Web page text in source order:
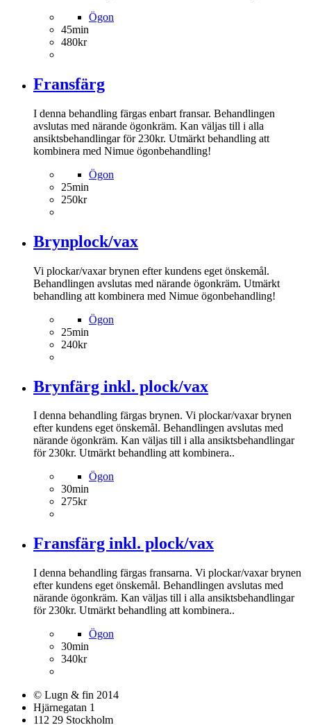
Ögon
45min
480kr
Fransfärg
I denna behandling färgas enbart fransar. Behandlingen
avslutas med närande ögonkräm. Kan väljas till i alla
ansiktsbehandlingar för 230kr. Utmärkt behandling att
kombinera med Nimue ögonbehandling!
Ögon
25min
250kr
Brynplock/vax
Vi plockar/vaxar brynen efter kundens eget önskemål.
Behandlingen avslutas med närande ögonkräm. Utmärkt
behandling att kombinera med Nimue ögonbehandling!
Ögon
25min
240kr
Brynfärg inkl. plock/vax
I denna behandling färgas brynen. Vi plockar/vaxar brynen
efter kundens eget önskemål. Behandlingen avslutas med
närande ögonkräm. Kan väljas till i alla ansiktsbehandlingar
för 230kr. Utmärkt behandling att kombinera..
Ögon
30min
275kr
Fransfärg inkl. plock/vax
I denna behandling färgas fransarna. Vi plockar/vaxar brynen
efter kundens eget önskemål. Behandlingen avslutas med
närande ögonkräm. Kan väljas till i alla ansiktsbehandlingar
för 230kr. Utmärkt behandling att kombinera..
Ögon
30min
340kr
© Lugn & fin 2014
Hjärnegatan 1
112 29 Stockholm